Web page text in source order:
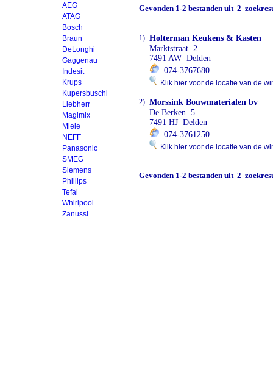
AEG
ATAG
Bosch
Braun
DeLonghi
Gaggenau
Indesit
Krups
Kupersbuschi
Liebherr
Magimix
Miele
NEFF
Panasonic
SMEG
Siemens
Phillips
Tefal
Whirlpool
Zanussi
Gevonden 1-2 bestanden uit 2
1) Holterman Keukens & Kasten
Marktstraat 2
7491 AW Delden
074-3767680
Klik hier voor de locatie van de
2) Morssink Bouwmaterialen bv
De Berken 5
7491 HJ Delden
074-3761250
Klik hier voor de locatie van de
Gevonden 1-2 bestanden uit 2